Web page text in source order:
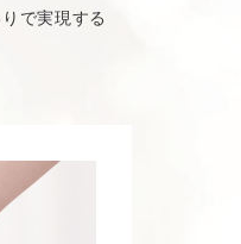
で実現する